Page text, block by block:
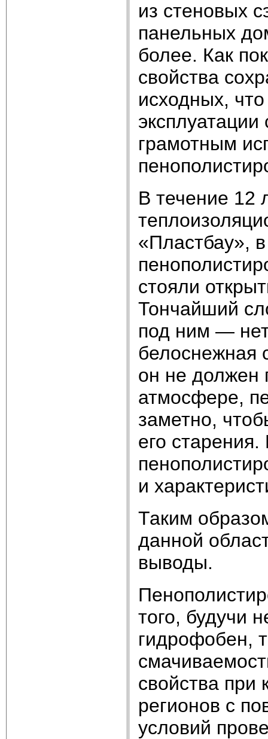
из стеновых
панельных
более. Как
свойства
исходных,
грамотным
В течение 12
«Пластбау»,
стояли
Тончайший
под ним —
белоснежная
он не должен
атмосфере,
заметно,
его
и
Таким
данной
выводы.
того, будучи
гидрофобен,
свойства при
регионов с
условий